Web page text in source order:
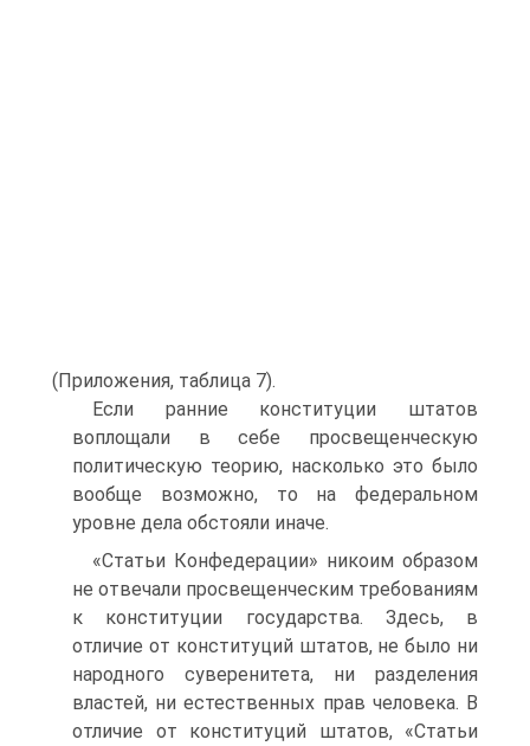
(Приложения, таблица 7).
Если ранние конституции штатов
воплощали в себе просвещенческую
политическую теорию, насколько это было
вообще возможно, то на федеральном
уровне дела обстояли иначе.
«Статьи Конфедерации» никоим образом
не отвечали просвещенческим требованиям
к конституции государства. Здесь, в
отличие от конституций штатов, не было ни
народного суверенитета, ни разделения
властей, ни естественных прав человека. В
отличие от конституций штатов, «Статьи